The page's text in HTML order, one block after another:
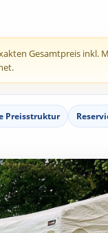
Gesamtpreis inkl.
Preisstruktur